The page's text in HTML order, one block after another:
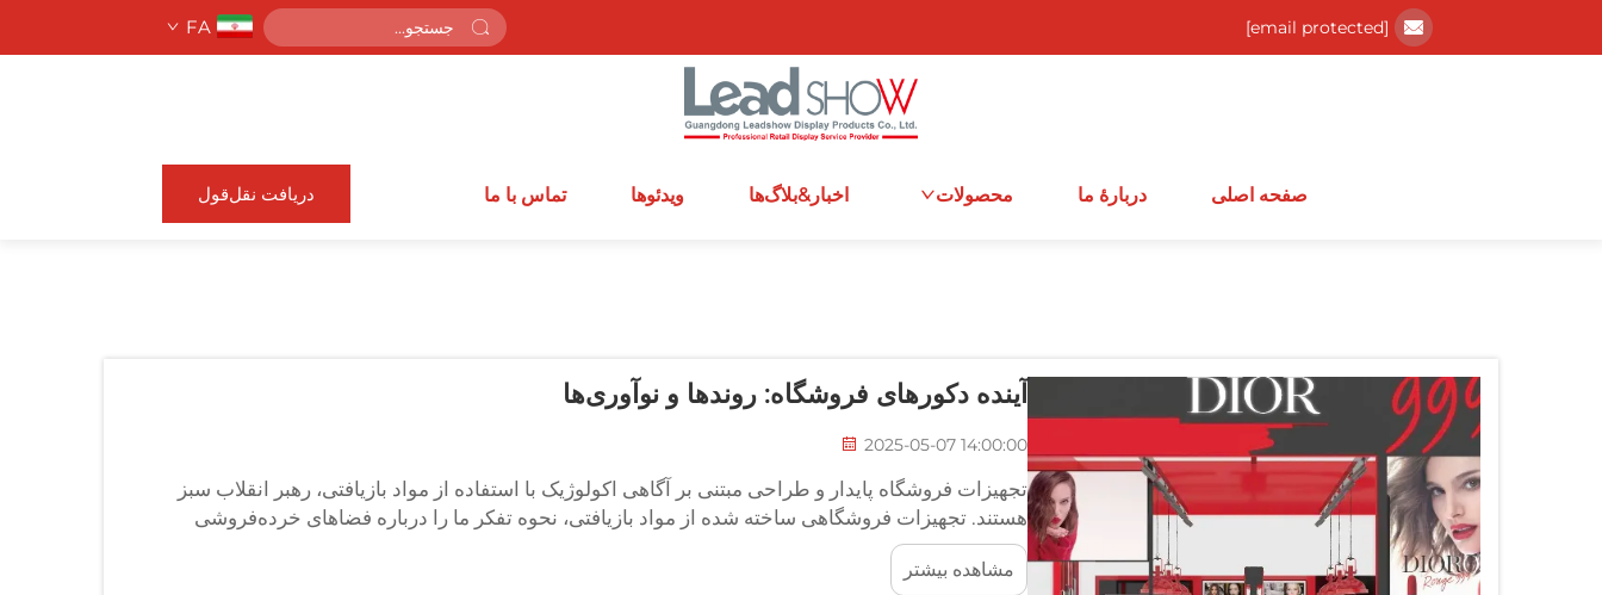
[email protected]
FA
صفحه اصلی دربارهٔ ما محصولات اخبار&بلاگ‌ها ویدئوها تماس با ما دریافت نقل‌قول
آینده دکورهای فروشگاه: روندها و نوآوری‌ها
2025-05-07 14:00:00
تجهیزات فروشگاه پایدار و طراحی مبتنی بر آگاهی اکولوژیک با استفاده از مواد بازیافتی، رهبر انقلاب سبز
هستند. تجهیزات فروشگاهی ساخته شده از مواد بازیافتی، نحوه تفکر ما را درباره فضاهای خرده‌فروشی
تغییر داده‌اند و در عین حال میزان زباله‌هایی که به مکان‌های دفن پسماند فرستاده می‌شوند را کاهش داده
و اثر کربنی را منقبض کرده‌اند.
مشاهده بیشتر